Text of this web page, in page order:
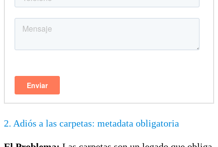
2. Adiós a las carpetas: metadata obligatoria